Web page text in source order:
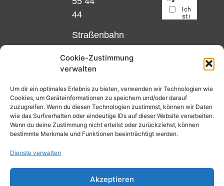
Cookie-Zustimmung
verwalten
Um dir ein optimales Erlebnis zu bieten, verwenden wir Technologien wie
Cookies, um Geräteinformationen zu speichern und/oder darauf
zuzugreifen. Wenn du diesen Technologien zustimmst, können wir Daten
wie das Surfverhalten oder eindeutige IDs auf dieser Website verarbeiten.
Wenn du deine Zustimmung nicht erteilst oder zurückziehst, können
bestimmte Merkmale und Funktionen beeinträchtigt werden.
Dienste verwalten
Akzeptieren
44
Straßenbahn
und 12,
Matthias-
Beltz-
Platz
oder
Haltestelle
Nibelungenplatz/FH